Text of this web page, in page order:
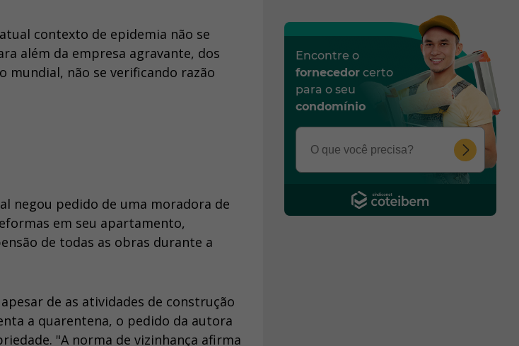
contexto de epidemia não se
além da empresa agravante, dos
mundial, não se verificando razão
negou pedido de uma moradora de
em seu apartamento,
de todas as obras durante a
de as atividades de construção
a quarentena, o pedido da autora
"A norma de vizinhança afirma
Encontre o
fornecedor certo
para o seu
condomínio